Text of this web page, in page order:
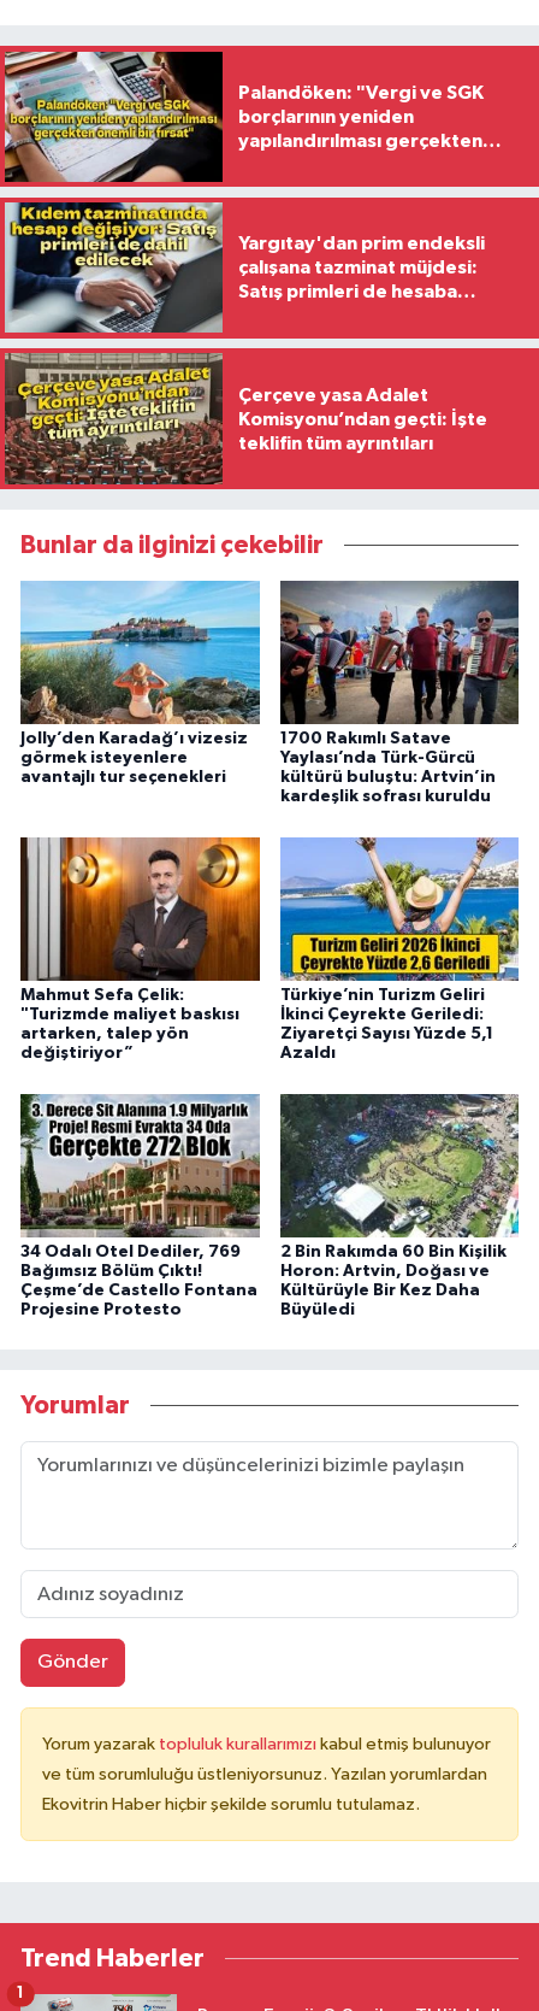
Palandöken: "Vergi ve SGK
borçlarının yeniden
yapılandırılması gerçekten
Yargıtay'dan prim endeksli
çalışana tazminat müjdesi:
Satış primleri de hesaba
Çerçeve yasa Adalet
Komisyonu’ndan geçti: İşte
teklifin tüm ayrıntıları
Bunlar da ilginizi çekebilir
Jolly’den Karadağ’ı vizesiz
görmek isteyenlere
avantajlı tur seçenekleri
1700 Rakımlı Satave
Yaylası’nda Türk-Gürcü
kültürü buluştu: Artvin’in
kardeşlik sofrası kuruldu
Mahmut Sefa Çelik:
"Turizmde maliyet baskısı
artarken, talep yön
değiştiriyor”
Türkiye’nin Turizm Geliri
İkinci Çeyrekte Geriledi:
Ziyaretçi Sayısı Yüzde 5,1
Azaldı
34 Odalı Otel Dediler, 769
Bağımsız Bölüm Çıktı!
Çeşme’de Castello Fontana
Projesine Protesto
2 Bin Rakımda 60 Bin Kişilik
Horon: Artvin, Doğası ve
Kültürüyle Bir Kez Daha
Büyüledi
Yorumlar
Gönder
Yorum yazarak topluluk kurallarımızı kabul etmiş bulunuyor
ve tüm sorumluluğu üstleniyorsunuz. Yazılan yorumlardan
Ekovitrin Haber hiçbir şekilde sorumlu tutulamaz.
Trend Haberler
1